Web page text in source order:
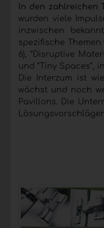
In den zahlreichen
wurden viele
inzwischen
spezifische Themen
6), “Disruptive
und “Tiny Spaces“,
Die Interzum ist
wächst und noch
Pavillons. Die